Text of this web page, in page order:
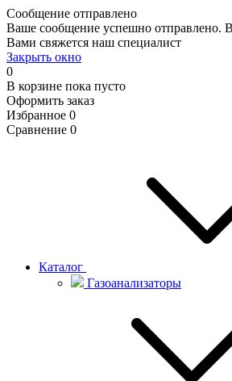
Сообщение отправлено
Ваше сообщение успешно отправлено.
Вами свяжется наш специалист
Закрыть окно
0
В корзине пока пусто
Оформить заказ
Избранное 0
Сравнение 0
Каталог
Газоанализаторы